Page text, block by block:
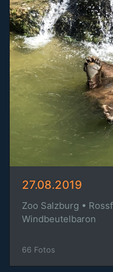
27.08.2019
Zoo Salzburg •
Windbeutelbaron
66 Fotos